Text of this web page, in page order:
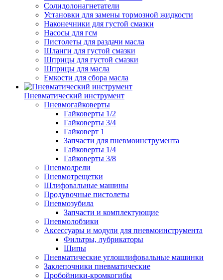
Солидолонагнетатели
Установки для замены тормозной жидкости
Наконечники для густой смазки
Насосы для гсм
Пистолеты для раздачи масла
Шланги для густой смазки
Шприцы для густой смазки
Шприцы для масла
Емкости для сбора масла
Пневматический инструмент
Пневмогайковерты
Гайковерты 1/2
Гайковерты 3/4
Гайковерт 1
Запчасти для пневмоинструмента
Гайковерты 1/4
Гайковерты 3/8
Пневмодрели
Пневмотрещетки
Шлифовальные машины
Продувочные пистолеты
Пневмозубила
Запчасти и комплектующие
Пневмолобзики
Аксессуары и модули для пневмоинструмента
Фильтры, лубрикаторы
Шипы
Пневматические углошлифовальные машинки
Заклепочники пневматические
Пробойники-кромкогибы